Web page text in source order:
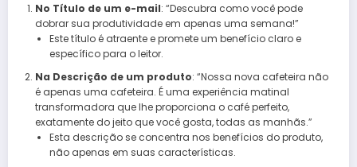
No Título de um e-mail: “Descubra como você pode
dobrar sua produtividade em apenas uma semana!”
Este título é atraente e promete um benefício claro e
específico para o leitor.
Na Descrição de um produto: “Nossa nova cafeteira não
é apenas uma cafeteira. É uma experiência matinal
transformadora que lhe proporciona o café perfeito,
exatamente do jeito que você gosta, todas as manhãs.”
Esta descrição se concentra nos benefícios do produto,
não apenas em suas características.